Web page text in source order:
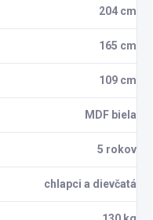
204 cm
165 cm
109 cm
MDF biela
5 rokov
chlapci a dievčatá